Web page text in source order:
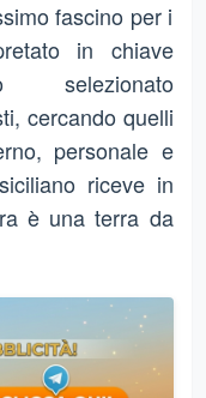
fascino per i
in chiave
selezionato
cercando quelli
personale e
riceve in
è una terra da